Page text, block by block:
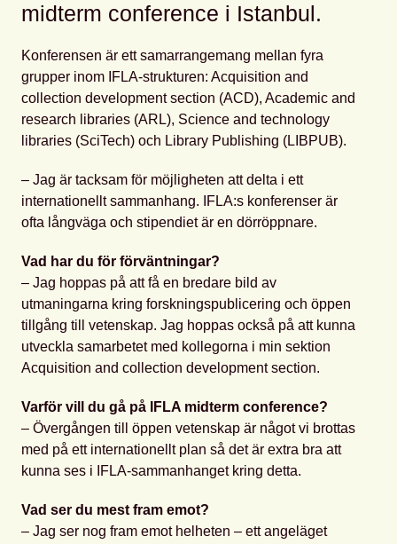
midterm conference i Istanbul.
Konferensen är ett samarrangemang mellan fyra
grupper inom IFLA-strukturen: Acquisition and
collection development section (ACD), Academic and
research libraries (ARL), Science and technology
libraries (SciTech) och Library Publishing (LIBPUB).
– Jag är tacksam för möjligheten att delta i ett
internationellt sammanhang. IFLA:s konferenser är
ofta långväga och stipendiet är en dörröppnare.
Vad har du för förväntningar?
– Jag hoppas på att få en bredare bild av
utmaningarna kring forskningspublicering och öppen
tillgång till vetenskap. Jag hoppas också på att kunna
utveckla samarbetet med kollegorna i min sektion
Acquisition and collection development section.
Varför vill du gå på IFLA midterm conference?
– Övergången till öppen vetenskap är något vi brottas
med på ett internationellt plan så det är extra bra att
kunna ses i IFLA-sammanhanget kring detta.
Vad ser du mest fram emot?
– Jag ser nog fram emot helheten – ett angeläget